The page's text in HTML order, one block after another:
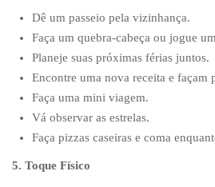
Dê um passeio pela vizinhança.
Faça um quebra-cabeça ou jogue
Planeje suas próximas férias juntos.
Encontre uma nova receita e façam
Faça uma mini viagem.
Vá observar as estrelas.
Faça pizzas caseiras e coma
5. Toque Físico